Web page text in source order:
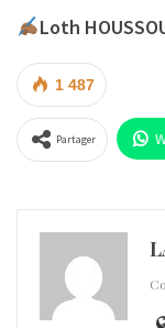
Loth
1 487
Partager